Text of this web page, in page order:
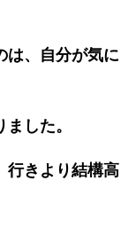
は、自分が気に
した。
行きより結構高